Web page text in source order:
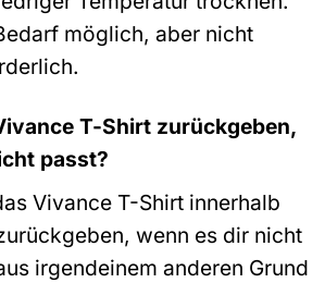
möglich, aber nicht
T-Shirt zurückgeben,
passt?
Vivance T-Shirt innerhalb
wenn es dir nicht
irgendeinem anderen Grund